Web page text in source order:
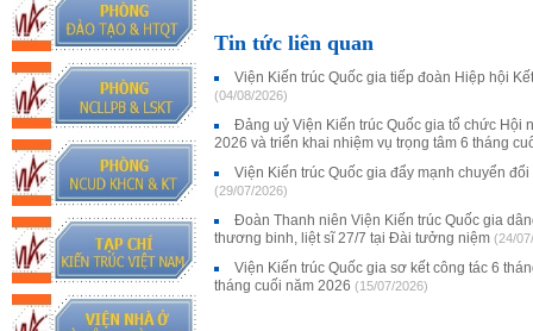
Tin tức liên quan
Viện Kiến trúc Quốc gia tiếp đoàn Hiệp hội
(04/08/2026)
Đảng uỷ Viện Kiến trúc Quốc gia tổ chức Hội
2026 và triển khai nhiệm vụ trọng tâm 6 tháng
Viện Kiến trúc Quốc gia đẩy mạnh chuyển
(29/07/2026)
Đoàn Thanh niên Viện Kiến trúc Quốc gia
thương binh, liệt sĩ 27/7 tại Đài tưởng niệm (24/
Viện Kiến trúc Quốc gia sơ kết công tác 6
tháng cuối năm 2026 (15/07/2026)